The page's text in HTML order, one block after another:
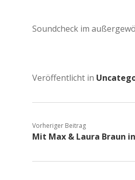
Soundcheck im
Veröffentlicht in
Vorheriger Beitrag
Mit Max & Laura Braun